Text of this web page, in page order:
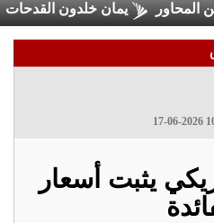
يمان خلدون القدحات
17-06-2026
يثبت أسعار